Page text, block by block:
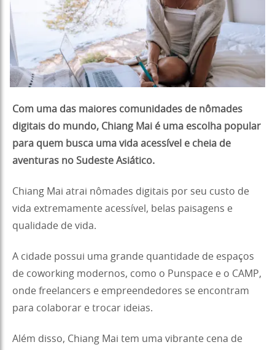
Com uma das maiores comunidades de nômades
digitais do mundo, Chiang Mai é uma escolha popular
para quem busca uma vida acessível e cheia de
aventuras no Sudeste Asiático.
Chiang Mai atrai nômades digitais por seu custo de
vida extremamente acessível, belas paisagens e
qualidade de vida.
A cidade possui uma grande quantidade de espaços
de coworking modernos, como o Punspace e o CAMP,
onde freelancers e empreendedores se encontram
para colaborar e trocar ideias.
Além disso, Chiang Mai tem uma vibrante cena de